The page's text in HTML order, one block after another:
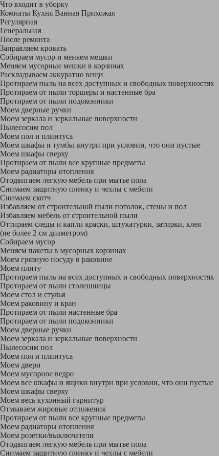
Что входит в уборку
Регу­лярная
Гене­ральная
После ремонта
Заправляем кровать
Собираем мусор и меняем мешки
Меняем мусорные мешки в корзинах
Раскладываем аккуратно вещи
Протираем пыль на всех доступных и свободных поверхностях
Протираем от пыли торшеры и настенные бра
Протираем от пыли подоконники
Моем дверные ручки
Моем зеркала и зеркальные поверхности
Пылесосим пол
Моем пол и плинтуса
Моем шкафы и тумбы внутри при условии, что они пустые
Моем шкафы сверху
Протираем от пыли все крупные предметы
Моем радиаторы отопления
Отодвигаем легкую мебель при мытье пола
Снимаем защитную пленку и чехлы с мебели
Снимаем скотч
Избавляем от строительной пыли потолок, стены и пол
Избавляем мебель от строительной пыли
Оттираем следы и капли краски, штукатурки, затирки, клея
(не более 2 см диаметром)
Собираем мусор
Меняем пакеты в мусорных корзинах
Моем грязную посуду в раковине
Моем плиту
Протираем пыль на всех доступных и свободных поверхностях
Протираем от пыли столешницы
Моем стол и стулья
Моем раковину и кран
Протираем от пыли настенные бра
Протираем от пыли подоконники
Моем дверные ручки
Моем зеркала и зеркальные поверхности
Пылесосим пол
Моем пол и плинтуса
Моем двери
Моем мусорное ведро
Моем все шкафы и ящики внутри при условии, что они пустые
Моем шкафы сверху
Моем весь кухонный гарнитур
Отмываем жировые отложения
Протираем от пыли все крупные предметы
Моем радиаторы отопления
Моем розетки/выключатели
Отодвигаем легкую мебель при мытье пола
Снимаем защитную пленку и чехлы с мебели